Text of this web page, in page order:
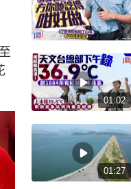
01:02
01:27